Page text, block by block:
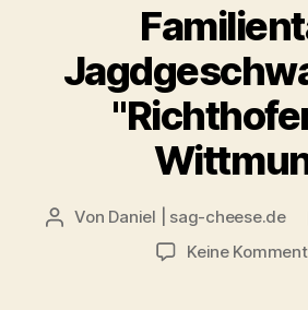
Beitragsautor
Von Daniel | sag-cheese.de
Keine